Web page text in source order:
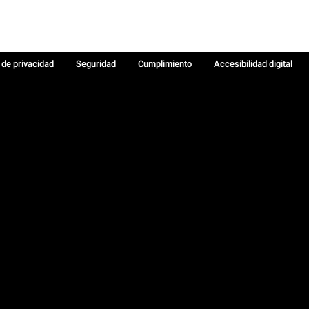
privacidad Seguridad Cumplimiento
Accesibilidad digital